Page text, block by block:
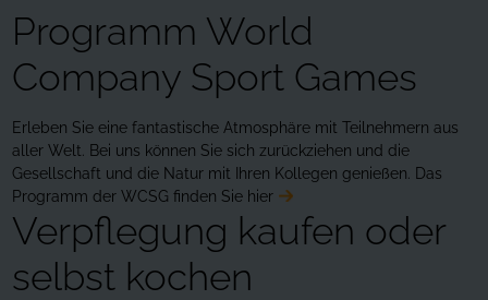
Programm World
Company Sport Games
Erleben Sie eine fantastische Atmosphäre mit Teilnehmern aus
aller Welt. Bei uns können Sie sich zurückziehen und die
Gesellschaft und die Natur mit Ihren Kollegen genießen.
Das
Programm der WCSG finden Sie hier
Verpflegung kaufen oder
selbst kochen